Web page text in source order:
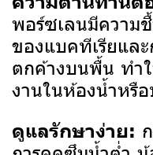
พอร์ซเลนมีความ
ของแบคทีเรียแล
ตกค้างบนพื้น ทำ
งานในห้องน้ำหรื
ดูแลรักษาง่าย: